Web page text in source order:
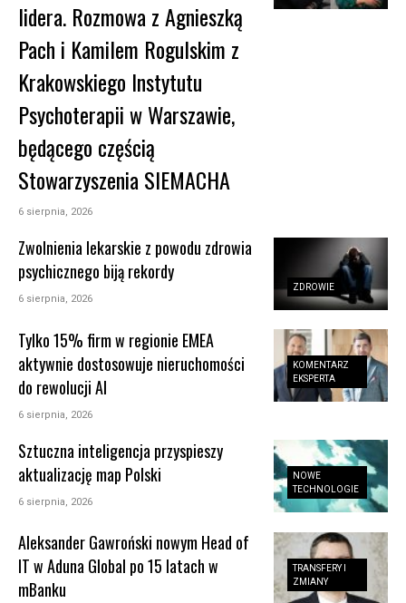
lidera. Rozmowa z Agnieszką
Pach i Kamilem Rogulskim z
Krakowskiego Instytutu
Psychoterapii w Warszawie,
będącego częścią
Stowarzyszenia SIEMACHA
6 sierpnia, 2026
ZDROWIE
Zwolnienia lekarskie z powodu zdrowia
psychicznego biją rekordy
6 sierpnia, 2026
KOMENTARZ
EKSPERTA
Tylko 15% firm w regionie EMEA
aktywnie dostosowuje nieruchomości
do rewolucji AI
6 sierpnia, 2026
NOWE
TECHNOLOGIE
Sztuczna inteligencja przyspieszy
aktualizację map Polski
6 sierpnia, 2026
TRANSFERY I
ZMIANY
Aleksander Gawroński nowym Head of
IT w Aduna Global po 15 latach w
mBanku